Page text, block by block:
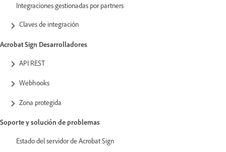
Integraciones gestionadas por partners
Claves de integración
Acrobat Sign Desarrolladores
API REST
Webhooks
Zona protegida
Soporte y solución de problemas
Estado del servidor de Acrobat Sign